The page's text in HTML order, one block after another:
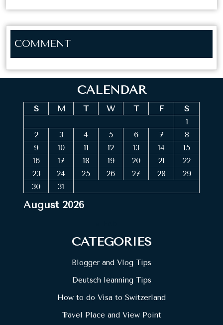
COMMENT
CALENDAR
August 2026
S M T W T F
S
1
2
3 4 5 6 7
8
9
10 11 12 13 14
15
16
17 18 19 20 21
22
23
24 25 26 27 28
29
30
31
CATEGORIES
Blogger and Vlog Tips
Deutsch leanning Tips
How to do Visa to Switzerland
Travel Place and View Point